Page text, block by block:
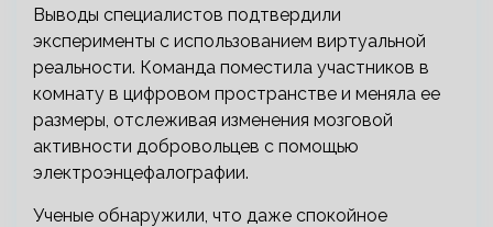
Выводы специалистов подтвердили
эксперименты с использованием виртуальной
реальности. Команда поместила участников в
комнату в цифровом пространстве и меняла ее
размеры, отслеживая изменения мозговой
активности добровольцев с помощью
электроэнцефалографии.
Ученые обнаружили, что даже спокойное